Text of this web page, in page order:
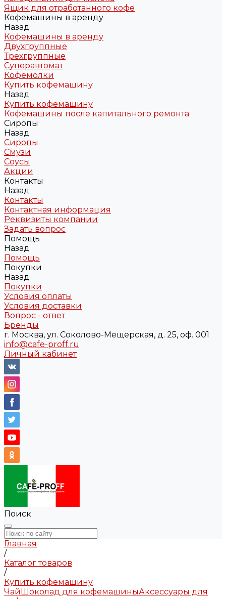
Ящик для отработанного кофе
Кофемашины в аренду
Назад
Кофемашины в аренду
Двухгруппные
Трехгруппные
Суперавтомат
Кофемолки
Купить кофемашину
Назад
Купить кофемашину
Кофемашины после капитального ремонта
Сиропы
Назад
Сиропы
Смузи
Соусы
Акции
Контакты
Назад
Контакты
Контактная информация
Реквизиты компании
Задать вопрос
Помощь
Назад
Помощь
Покупки
Назад
Покупки
Условия оплаты
Условия доставки
Вопрос - ответ
Бренды
г. Москва, ул. Соколово-Мещерская, д. 25, оф. 001
info@cafe-proff.ru
Личный кабинет
Поиск
Главная
/
Каталог товаров
/
Купить кофемашину
ЧайШоколад для кофемашиныАксессуары для